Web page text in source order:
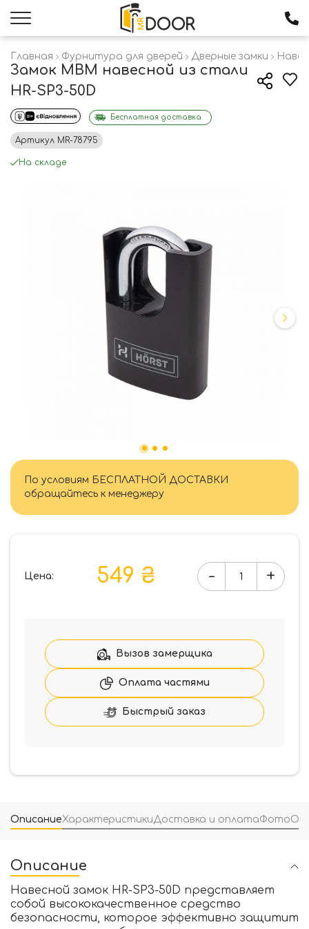
Главная Фурнитура для дверей Дверные замки
Замок МВМ навесной из стали
HR-SP3-50D
Бесплатная доставка
Артикул MR-78795
На складе
По условиям БЕСПЛАТНОЙ ДОСТАВКИ
обращайтесь к менеджеру
Цена: 549 ₴
Количество
навесной
из
стали
HR-
50D
- +
Вызов замерщика
Оплата частями
Быстрый заказ
ОписаниеХарактеристикиДоставка и оплатаФото
Описание
Навесной замок HR-SP3-50D представляет
собой высококачественное средство
безопасности, которое эффективно защитит